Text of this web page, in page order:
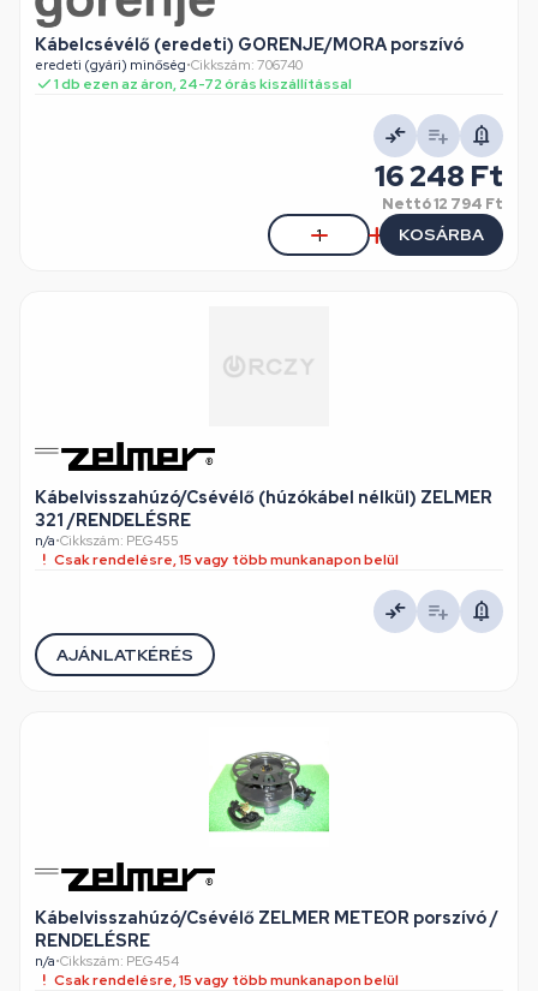
Kábelcsévélő (eredeti) GORENJE/MORA porszívó
eredeti (gyári) minőség•Cikkszám: 706740
1 db ezen az áron, 24-72 órás kiszállítással
16 248 Ft
Nettó12 794 Ft
KOSÁRBA
Kábelvisszahúzó/Csévélő (húzókábel nélkül) ZELMER
321 /RENDELÉSRE
n/a•Cikkszám: PEG455
Csak rendelésre, 15 vagy több munkanapon belül
AJÁNLATKÉRÉS
Kábelvisszahúzó/Csévélő ZELMER METEOR porszívó /
RENDELÉSRE
n/a•Cikkszám: PEG454
Csak rendelésre, 15 vagy több munkanapon belül